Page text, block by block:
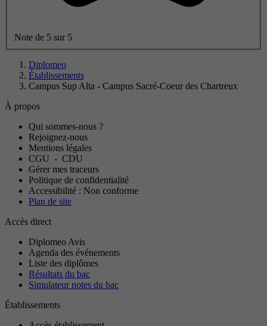
Note de 5 sur 5
Diplomeo
Établissements
Campus Sup Alta - Campus Sacré-Coeur des Chartreux
À propos
Qui sommes-nous ?
Rejoignez-nous
Mentions légales
CGU - CDU
Gérer mes traceurs
Politique de confidentialité
Accessibilité : Non conforme
Plan de site
Accès direct
Diplomeo Avis
Agenda des événements
Liste des diplômes
Résultats du bac
Simulateur notes du bac
Établissements